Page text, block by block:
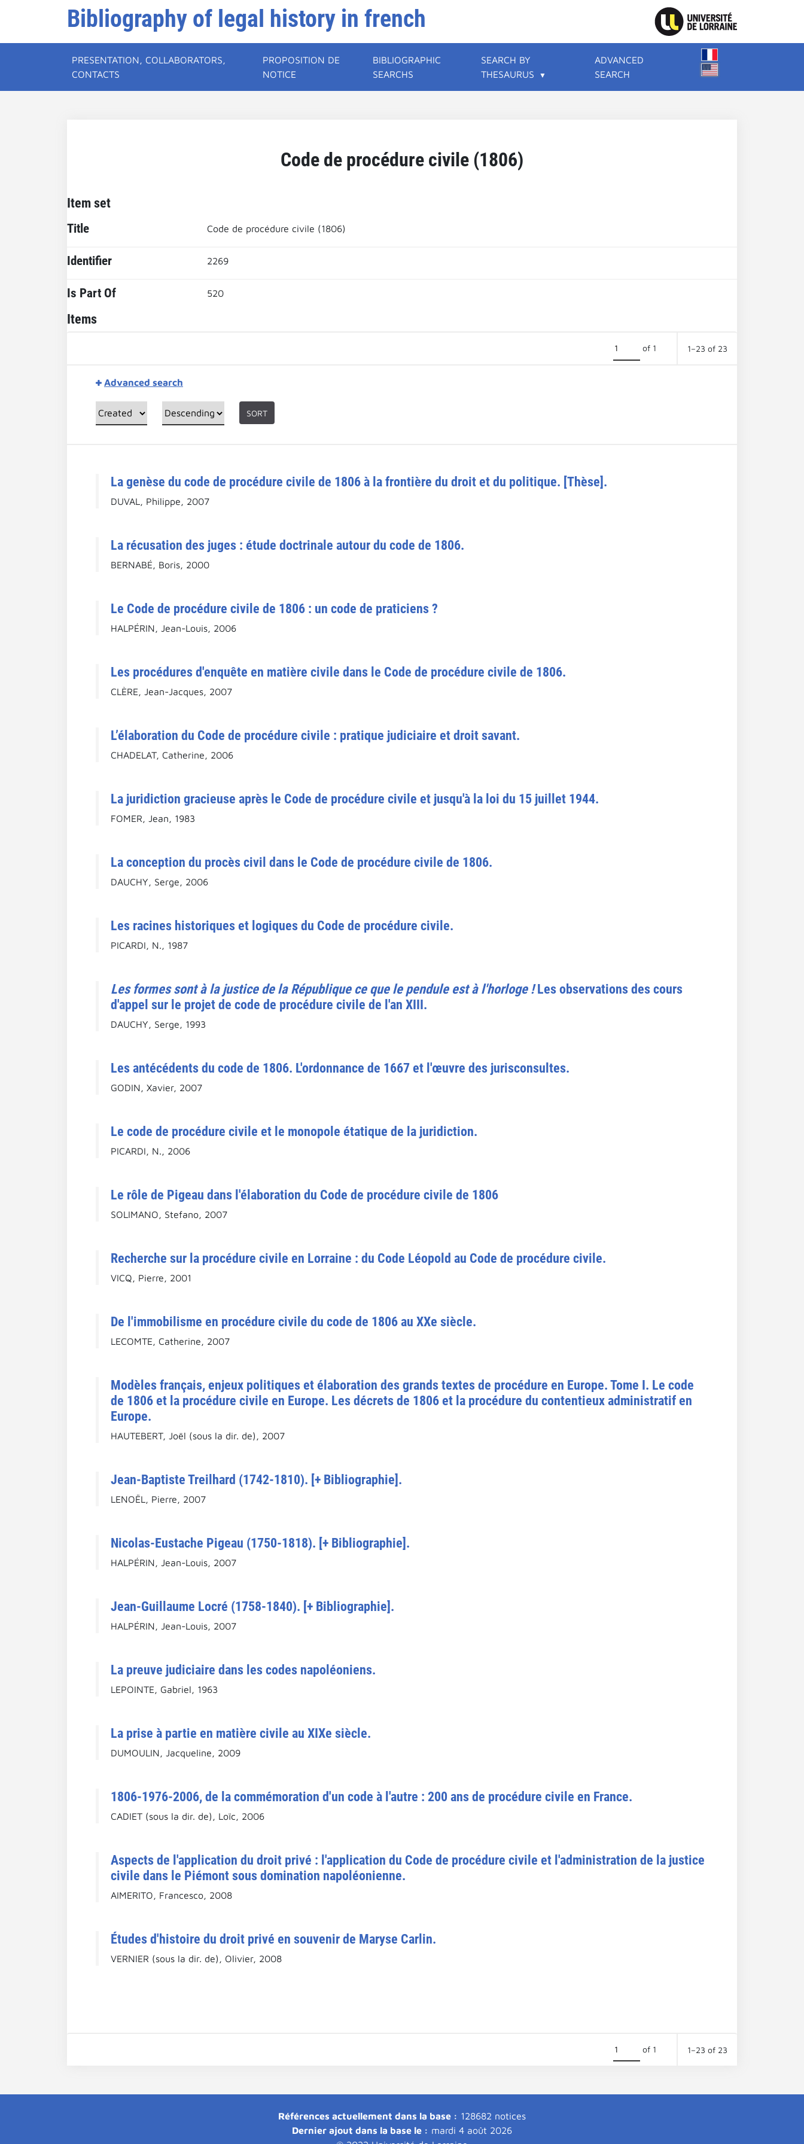
Bibliography of legal history in french
PRESENTATION, COLLABORATORS,
CONTACTS
PROPOSITION DE
NOTICE
BIBLIOGRAPHIC
SEARCHS
SEARCH BY
THESAURUS
ADVANCED
SEARCH
Code de procédure civile (1806)
Item set
Title Code de procédure civile (1806)
Identifier 2269
Is Part Of 520
Items
of 1 1–23 of 23
Advanced search
SORT
La genèse du code de procédure civile de 1806 à la frontière du droit et du politique. [Thèse].
DUVAL, Philippe, 2007
La récusation des juges : étude doctrinale autour du code de 1806.
BERNABÉ, Boris, 2000
Le Code de procédure civile de 1806 : un code de praticiens ?
HALPÉRIN, Jean-Louis, 2006
Les procédures d'enquête en matière civile dans le Code de procédure civile de 1806.
CLÈRE, Jean-Jacques, 2007
L’élaboration du Code de procédure civile : pratique judiciaire et droit savant.
CHADELAT, Catherine, 2006
La juridiction gracieuse après le Code de procédure civile et jusqu'à la loi du 15 juillet 1944.
FOMER, Jean, 1983
La conception du procès civil dans le Code de procédure civile de 1806.
DAUCHY, Serge, 2006
Les racines historiques et logiques du Code de procédure civile.
PICARDI, N., 1987
Les formes sont à la justice de la République ce que le pendule est à l'horloge !Les observations des cours
d'appel sur le projet de code de procédure civile de l'an XIII.
DAUCHY, Serge, 1993
Les antécédents du code de 1806. L'ordonnance de 1667 et l'œuvre des jurisconsultes.
GODIN, Xavier, 2007
Le code de procédure civile et le monopole étatique de la juridiction.
PICARDI, N., 2006
Le rôle de Pigeau dans l'élaboration du Code de procédure civile de 1806
SOLIMANO, Stefano, 2007
Recherche sur la procédure civile en Lorraine : du Code Léopold au Code de procédure civile.
VICQ, Pierre, 2001
De l'immobilisme en procédure civile du code de 1806 au XXe siècle.
LECOMTE, Catherine, 2007
Modèles français, enjeux politiques et élaboration des grands textes de procédure en Europe. Tome I. Le code
de 1806 et la procédure civile en Europe. Les décrets de 1806 et la procédure du contentieux administratif en
Europe.
HAUTEBERT, Joël (sous la dir. de), 2007
Jean-Baptiste Treilhard (1742-1810). [+ Bibliographie].
LENOËL, Pierre, 2007
Nicolas-Eustache Pigeau (1750-1818). [+ Bibliographie].
HALPÉRIN, Jean-Louis, 2007
Jean-Guillaume Locré (1758-1840). [+ Bibliographie].
HALPÉRIN, Jean-Louis, 2007
La preuve judiciaire dans les codes napoléoniens.
LEPOINTE, Gabriel, 1963
La prise à partie en matière civile au XIXe siècle.
DUMOULIN, Jacqueline, 2009
1806-1976-2006, de la commémoration d'un code à l'autre : 200 ans de procédure civile en France.
CADIET (sous la dir. de), Loïc, 2006
Aspects de l'application du droit privé : l'application du Code de procédure civile et l'administration de la justice
civile dans le Piémont sous domination napoléonienne.
AIMERITO, Francesco, 2008
Études d'histoire du droit privé en souvenir de Maryse Carlin.
VERNIER (sous la dir. de), Olivier, 2008
of 1 1–23 of 23
Références actuellement dans la base : 128682 notices
Dernier ajout dans la base le : mardi 4 août 2026